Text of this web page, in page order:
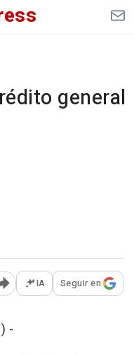
general
Abrir opciones para
IA Seguir en
-